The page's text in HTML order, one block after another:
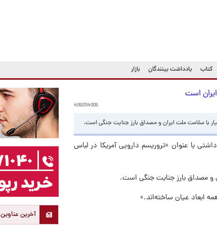
کتاب یادداشت بینندگان بازار
است
4050114005
با سلامت ملت ایران و مصداق بارز جنایت جنگی است.
با عنوان «تروریسم دارویی آمریکا در لباس
و مصداق بارز جنایت جنگی است.
ابعاد عیان ساخته‌اند.»
آخرین عناوین